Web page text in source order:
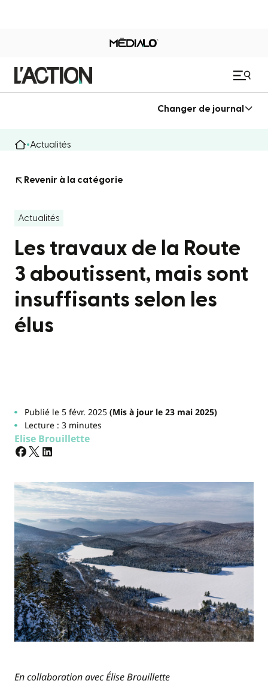
Changer de journal
Actualités
Revenir à la catégorie
Actualités
Les travaux de la Route
3 aboutissent, mais sont
insuffisants selon les
élus
Publié le 5 févr. 2025(Mis à jour le 23 mai 2025)
Lecture : 3 minutes
Elise Brouillette
En collaboration avec Élise Brouillette